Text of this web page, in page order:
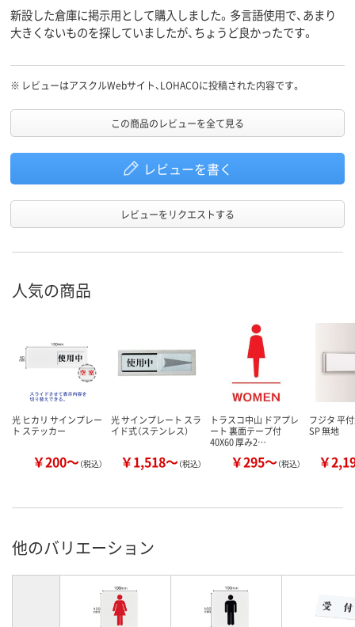
新設した倉庫に掲示用として購入しました。多言語使用で、あまり
大きくないものを探していましたが、ちょうど良かったです。
※ レビューはアスクルWebサイト、LOHACOに投稿された内容です。
この商品のレビューを全て見る
レビューを書く
レビューをリクエストする
人気の商品
光 ヒカリ サインプレー
ト ステッカー
￥200～（税込）
光 サインプレート スラ
イド式（ステンレス）
￥1,518～（税込）
トラスコ中山 ドアプレ
ート 裏面テープ付
40X60 厚み2…
￥295～（税込）
フジタ 平
SP 無地
￥
他のバリエーション